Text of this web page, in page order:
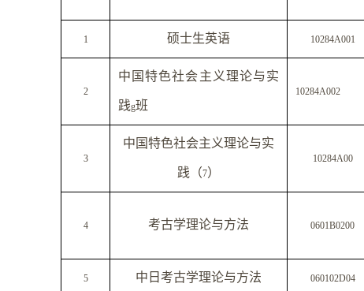
1 硕士生英语 10284A001
2
中国特色社会主义理论与实
践g班
10284A002
3
中国特色社会主义理论与实
践（7）
10284A00
4 考古学理论与方法 0601B0200
5 中日考古学理论与方法 060102D04